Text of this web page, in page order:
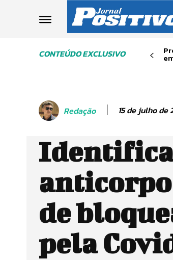
CONTEÚDO EXCLUSIVO
Redação 15 de julho de
de
pela